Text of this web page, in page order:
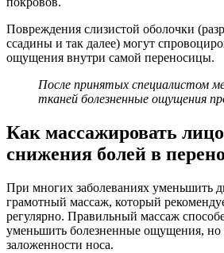
Повреждения слизистой оболочки
ссадины и так далее) могут
ощущения внутри самой переносицы.
После принятых специалистом
тканей болезненные ощущения
Как массажировать
снижения болей в
При многих заболеваниях уменьшить
грамотный массаж, который
регулярно. Правильный массаж
уменьшить болезненные ощущения, но
заложенности носа.